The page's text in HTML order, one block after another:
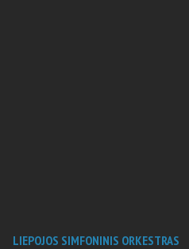
LIEPOJOS SIMFONINIS ORKESTRAS